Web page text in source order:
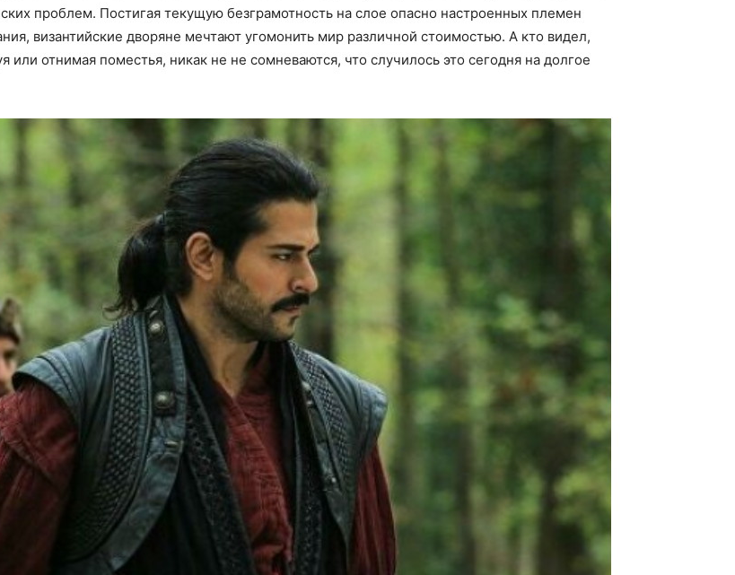
проблем. Постигая текущую безграмотность на слое опасно настроенных племен
византийские дворяне мечтают угомонить мир различной стоимостью. А кто видел,
или отнимая поместья, никак не не сомневаются, что случилось это сегодня на долгое